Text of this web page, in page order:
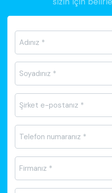
Ad-
Soyad
posta
*
Adı
*